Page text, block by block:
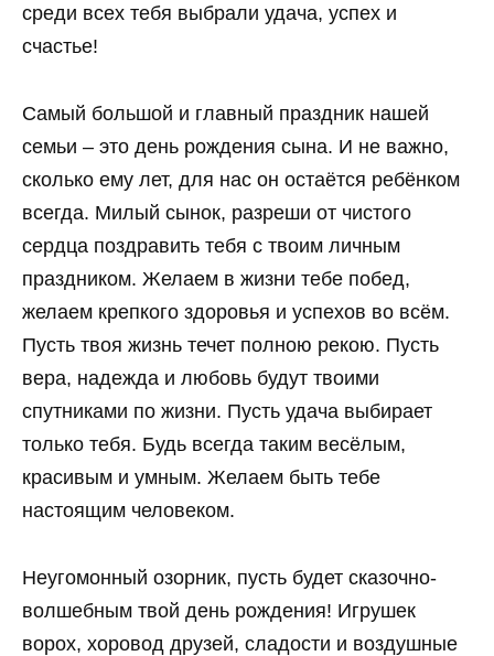
среди всех тебя выбрали удача, успех и
счастье!
Самый большой и главный праздник нашей
семьи – это день рождения сына. И не важно,
сколько ему лет, для нас он остаётся ребёнком
всегда. Милый сынок, разреши от чистого
сердца поздравить тебя с твоим личным
праздником. Желаем в жизни тебе побед,
желаем крепкого здоровья и успехов во всём.
Пусть твоя жизнь течет полною рекою. Пусть
вера, надежда и любовь будут твоими
спутниками по жизни. Пусть удача выбирает
только тебя. Будь всегда таким весёлым,
красивым и умным. Желаем быть тебе
настоящим человеком.
Неугомонный озорник, пусть будет сказочно-
волшебным твой день рождения! Игрушек
ворох, хоровод друзей, сладости и воздушные